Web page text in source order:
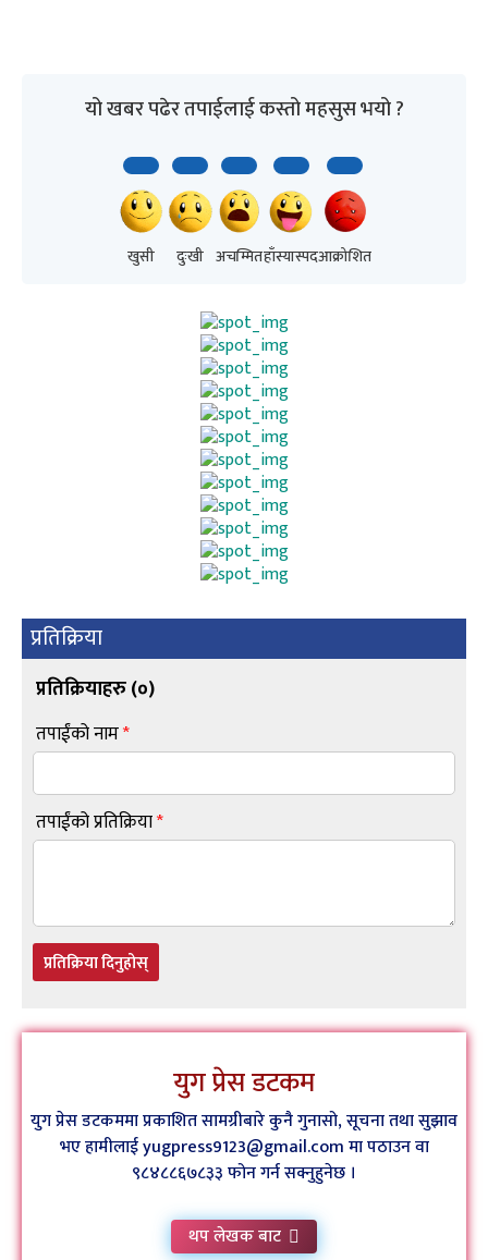
यो खबर पढेर तपाईलाई कस्तो महसुस भयो ?
खुसी दुःखी अचम्मितहाँस्यास्पदआक्रोशित
प्रतिक्रिया
प्रतिक्रियाहरु (०)
तपाईंको नाम*
तपाईंको प्रतिक्रिया*
प्रतिक्रिया दिनुहोस्
युग प्रेस डटकम
युग प्रेस डटकममा प्रकाशित सामग्रीबारे कुनै गुनासो, सूचना तथा सुझाव
भए हामीलाई yugpress9123@gmail.com मा पठाउन वा
९८४८८६७८३३ फोन गर्न सक्नुहुनेछ ।
थप लेखक बाट